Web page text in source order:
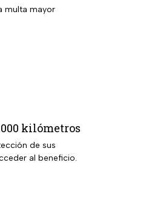
multa mayor
kilómetros
de sus
al beneficio.